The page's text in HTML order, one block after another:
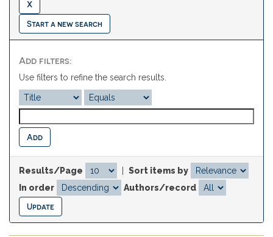
Start a new search
Add filters:
Use filters to refine the search results.
Results/Page
Sort items by
In order
Authors/record